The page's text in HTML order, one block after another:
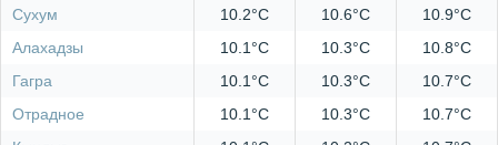
Сухум
10.2°C 10.6°C
10.9°C
Алахадзы
10.1°C 10.3°C
10.8°C
Гагра
10.1°C 10.3°C
10.7°C
Отрадное
10.1°C 10.3°C
10.7°C